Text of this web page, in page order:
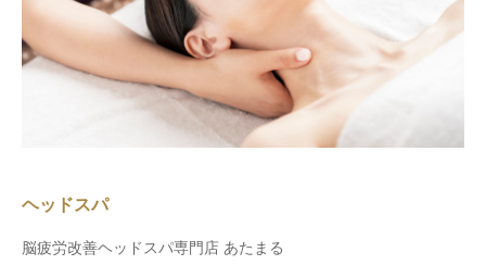
ヘッドスパ
脳疲労改善ヘッドスパ専門店 あたまる